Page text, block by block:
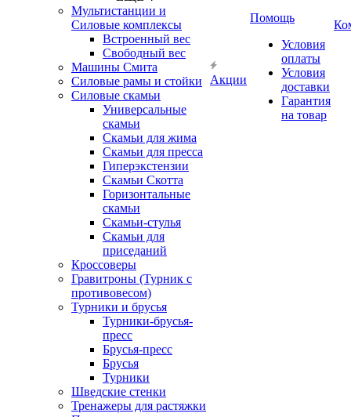
Мультистанции и
Силовые комплексы
Встроенный вес
Свободный вес
Машины Смита
Силовые рамы и стойки
Силовые скамьи
Универсальные
скамьи
Скамьи для жима
Скамьи для пресса
Гиперэкстензии
Скамьи Скотта
Горизонтальные
скамьи
Скамьи-стулья
Скамьи для
приседаний
Кроссоверы
Гравитроны (Турник с
противовесом)
Турники и брусья
Турники-брусья-
пресс
Брусья-пресс
Брусья
Турники
Шведские стенки
Тренажеры для растяжки
Акции
Помощь
Условия
оплаты
Условия
доставки
Гарантия
на товар